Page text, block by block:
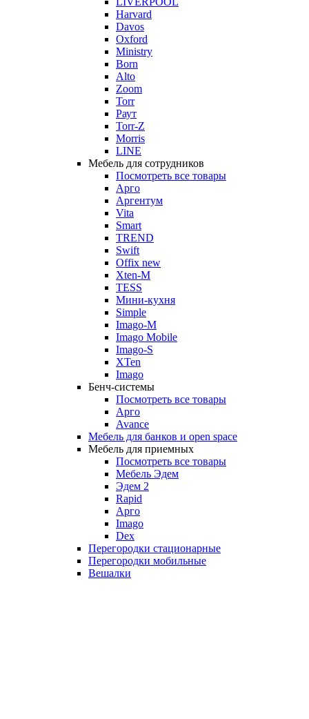
Harvard
Davos
Oxford
Ministry
Born
Alto
Zoom
Torr
Раут
Torr-Z
Morris
LINE
Мебель для сотрудников
Посмотреть все товары
Арго
Аргентум
Vita
Smart
TREND
Swift
Offix new
Xten-M
TESS
Мини-кухня
Simple
Imago-M
Imago Mobile
Imago-S
XTen
Imago
Бенч-системы
Посмотреть все товары
Арго
Avance
Мебель для банков и open space
Мебель для приемных
Посмотреть все товары
Мебель Эдем
Эдем 2
Rapid
Арго
Imago
Dex
Перегородки стационарные
Перегородки мобильные
Вешалки